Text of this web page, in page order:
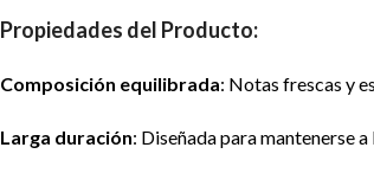
Propiedades del Producto:
Composición equilibrada: Notas frescas y
Larga duración: Diseñada para mantenerse